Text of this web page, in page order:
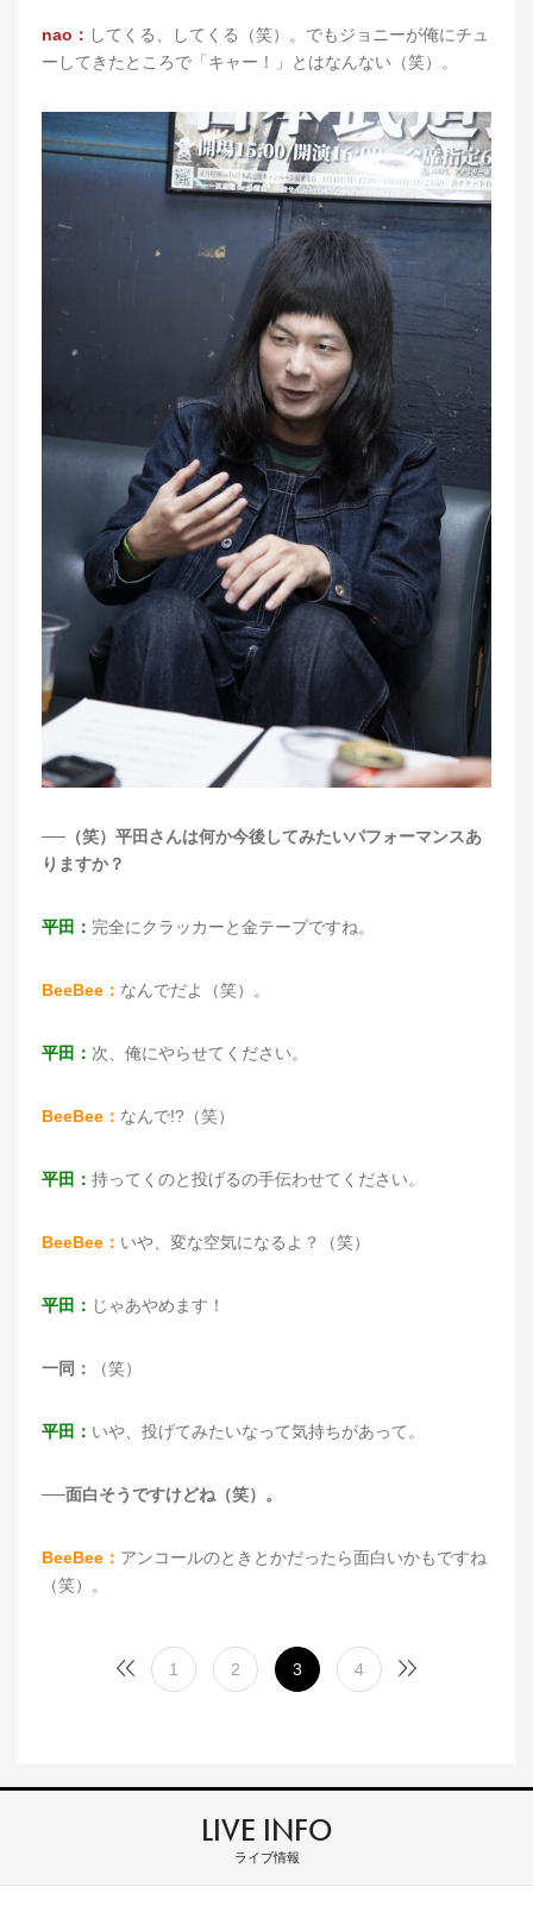
nao： してくる、してくる（笑）。でもジョニーが俺にチュ
ーしてきたところで「キャー！」とはなんない（笑）。
──（笑）平田さんは何か今後してみたいパフォーマンスあ
りますか？
平田： 完全にクラッカーと金テープですね。
BeeBee： なんでだよ（笑）。
平田： 次、俺にやらせてください。
BeeBee： なんで!?（笑）
平田： 持ってくのと投げるの手伝わせてください。
BeeBee： いや、変な空気になるよ？（笑）
平田： じゃあやめます！
一同： （笑）
平田： いや、投げてみたいなって気持ちがあって。
──面白そうですけどね（笑）。
BeeBee： アンコールのときとかだったら面白いかもですね
（笑）。
1 2 3 4
LIVE INFO
ライブ情報